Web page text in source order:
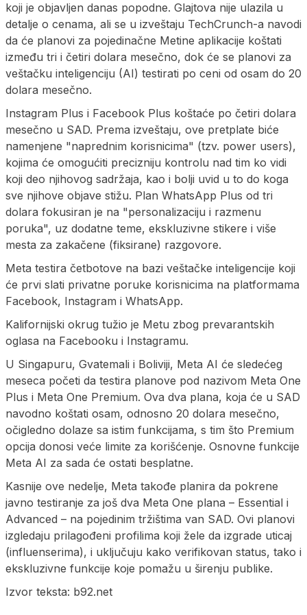
koji je objavljen danas popodne. Glajtova nije ulazila u
detalje o cenama, ali se u izveštaju TechCrunch-a navodi
da će planovi za pojedinačne Metine aplikacije koštati
između tri i četiri dolara mesečno, dok će se planovi za
veštačku inteligenciju (AI) testirati po ceni od osam do 20
dolara mesečno.
Instagram Plus i Facebook Plus koštaće po četiri dolara
mesečno u SAD. Prema izveštaju, ove pretplate biće
namenjene "naprednim korisnicima" (tzv. power users),
kojima će omogućiti precizniju kontrolu nad tim ko vidi
koji deo njihovog sadržaja, kao i bolji uvid u to do koga
sve njihove objave stižu. Plan WhatsApp Plus od tri
dolara fokusiran je na "personalizaciju i razmenu
poruka", uz dodatne teme, ekskluzivne stikere i više
mesta za zakačene (fiksirane) razgovore.
Meta testira četbotove na bazi veštačke inteligencije koji
će prvi slati privatne poruke korisnicima na platformama
Facebook, Instagram i WhatsApp.
Kalifornijski okrug tužio je Metu zbog prevarantskih
oglasa na Facebooku i Instagramu.
U Singapuru, Gvatemali i Boliviji, Meta AI će sledećeg
meseca početi da testira planove pod nazivom Meta One
Plus i Meta One Premium. Ova dva plana, koja će u SAD
navodno koštati osam, odnosno 20 dolara mesečno,
očigledno dolaze sa istim funkcijama, s tim što Premium
opcija donosi veće limite za korišćenje. Osnovne funkcije
Meta AI za sada će ostati besplatne.
Kasnije ove nedelje, Meta takođe planira da pokrene
javno testiranje za još dva Meta One plana – Essential i
Advanced – na pojedinim tržištima van SAD. Ovi planovi
izgledaju prilagođeni profilima koji žele da izgrade uticaj
(influenserima), i uključuju kako verifikovan status, tako i
ekskluzivne funkcije koje pomažu u širenju publike.
Izvor teksta: b92.net